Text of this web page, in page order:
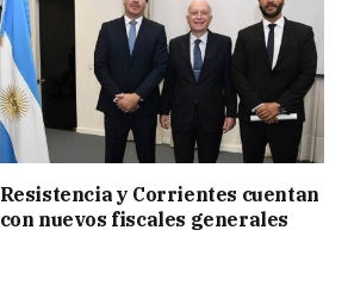
Resistencia y Corrientes cuentan
con nuevos fiscales generales